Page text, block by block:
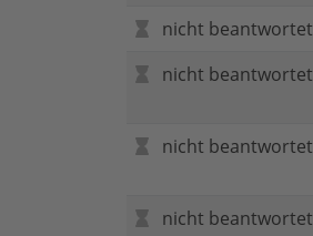
nicht beantwortet
nicht beantwortet
nicht beantwortet
nicht beantwortet